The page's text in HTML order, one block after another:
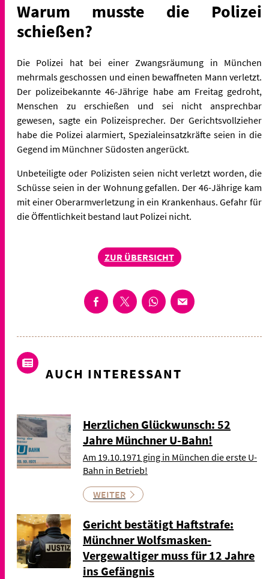
Warum musste die Polizei
schießen?
Die Polizei hat bei einer Zwangsräumung in München
mehrmals geschossen und einen bewaffneten Mann verletzt.
Der polizeibekannte 46-Jährige habe am Freitag gedroht,
Menschen zu erschießen und sei nicht ansprechbar
gewesen, sagte ein Polizeisprecher. Der Gerichtsvollzieher
habe die Polizei alarmiert, Spezialeinsatzkräfte seien in die
Gegend im Münchner Südosten angerückt.
Unbeteiligte oder Polizisten seien nicht verletzt worden, die
Schüsse seien in der Wohnung gefallen. Der 46-Jährige kam
mit einer Oberarmverletzung in ein Krankenhaus. Gefahr für
die Öffentlichkeit bestand laut Polizei nicht.
ZUR ÜBERSICHT
AUCH INTERESSANT
Herzlichen Glückwunsch: 52
Jahre Münchner U-Bahn!
Am 19.10.1971 ging in München die erste U-
Bahn in Betrieb!
WEITER
Gericht bestätigt Haftstrafe:
Münchner Wolfsmasken-
Vergewaltiger muss für 12 Jahre
ins Gefängnis